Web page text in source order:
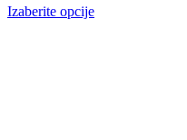
Izaberite opcije